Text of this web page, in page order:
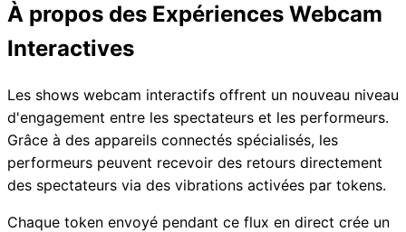
À propos des Expériences Webcam
Interactives
Les shows webcam interactifs offrent un nouveau niveau
d'engagement entre les spectateurs et les performeurs.
Grâce à des appareils connectés spécialisés, les
performeurs peuvent recevoir des retours directement
des spectateurs via des vibrations activées par tokens.
Chaque token envoyé pendant ce flux en direct crée un